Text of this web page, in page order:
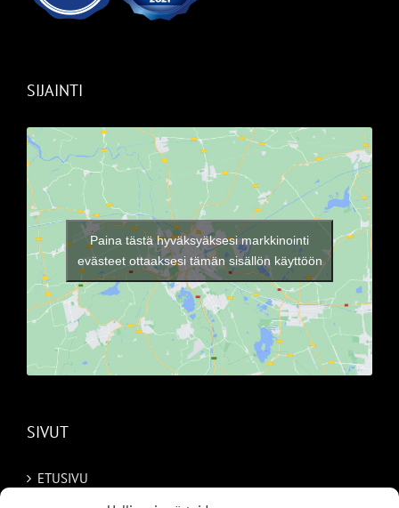
SIJAINTI
Paina tästä hyväksyäksesi markkinointi
evästeet ottaaksesi tämän sisällön käyttöön
SIVUT
ETUSIVU